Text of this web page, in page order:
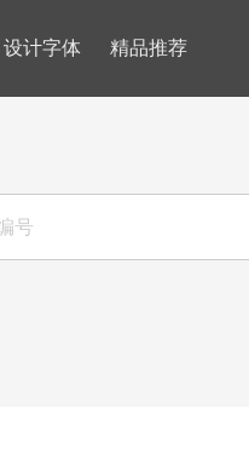
设计字体 精品推荐